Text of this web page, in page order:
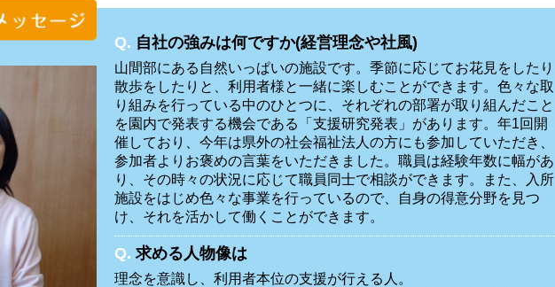
Q. 自社の強みは何ですか(経営理念や社風)
山間部にある自然いっぱいの施設です。季節に応じてお花見をしたり
散歩をしたりと、利用者様と一緒に楽しむことができます。色々な取
り組みを行っている中のひとつに、それぞれの部署が取り組んだこと
を園内で発表する機会である「支援研究発表」があります。年1回開
催しており、今年は県外の社会福祉法人の方にも参加していただき、
参加者よりお褒めの言葉をいただきました。職員は経験年数に幅があ
り、その時々の状況に応じて職員同士で相談ができます。また、入所
施設をはじめ色々な事業を行っているので、自身の得意分野を見つ
け、それを活かして働くことができます。
Q. 求める人物像は
理念を意識し、利用者本位の支援が行える人。